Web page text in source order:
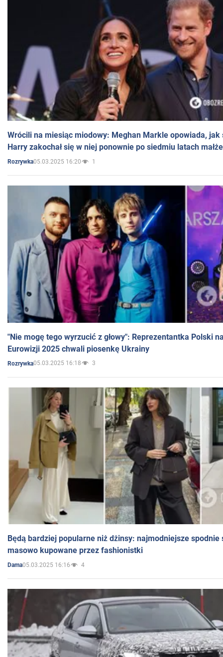
Wrócili na miesiąc miodowy: Meghan Markle opowiada, jak
Harry zakochał się w niej ponownie po siedmiu latach
Rozrywka05.03.2025 16:20 1
"Nie mogę tego wyrzucić z głowy": Reprezentantka Polski
Eurowizji 2025 chwali piosenkę Ukrainy
Rozrywka05.03.2025 16:18 3
Będą bardziej popularne niż dżinsy: najmodniejsze spodnie
masowo kupowane przez fashionistki
Dama05.03.2025 16:16 4